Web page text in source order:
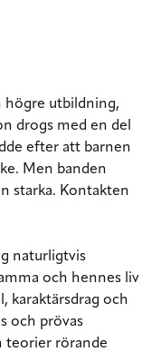
högre utbildning,
drogs med en del
efter att barnen
Men banden
starka. Kontakten
naturligtvis
och hennes liv
karaktärsdrag och
och prövas
teorier rörande